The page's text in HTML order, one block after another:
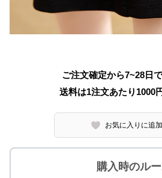
ご注文確定から7~28日
送料は1注文あたり 1000
お気に入りに追
購入時のル